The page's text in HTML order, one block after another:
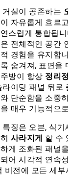
실이 공존하는
자유롭게 흐르
스럽게 통합됩
전체적인 공간
경험을 유지합
숨겨져, 표면을
방이 항상 정리
이딩 패널 뒤로
단순함을 소중
매우 기능적으
징은 오븐, 식기
사라지게 할 수
게 조화된 패널
어 시각적 연속
비전에 모든 세